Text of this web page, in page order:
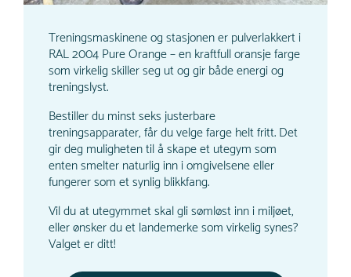
Treningsmaskinene og stasjonen er pulverlakkert i
RAL 2004 Pure Orange – en kraftfull oransje farge
som virkelig skiller seg ut og gir både energi og
treningslyst.
Bestiller du minst seks justerbare
treningsapparater, får du velge farge helt fritt. Det
gir deg muligheten til å skape et utegym som
enten smelter naturlig inn i omgivelsene eller
fungerer som et synlig blikkfang.
Vil du at utegymmet skal gli sømløst inn i miljøet,
eller ønsker du et landemerke som virkelig synes?
Valget er ditt!